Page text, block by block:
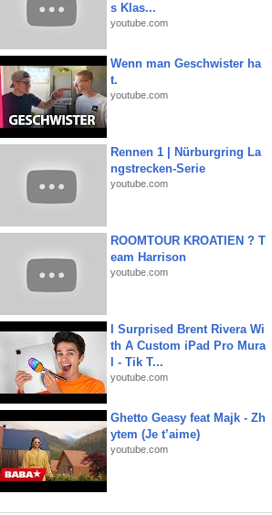
s Klas...
youtube.com
Wenn man Geschwister ha
t.
youtube.com
Rennen 1 | Nürburgring La
ngstrecken-Serie
youtube.com
ROOMTOUR KROATIEN ? T
eam Harrison
youtube.com
I Surprised Brent Rivera Wi
th A Custom iPad Pro Mura
l - Tik T...
youtube.com
Ghetto Geasy feat Majk - Zh
ytem (Je t’aime)
youtube.com